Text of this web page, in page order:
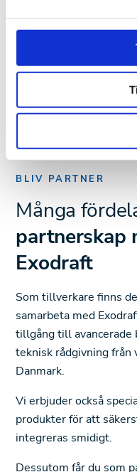
BLIV PARTNER
Många
partnerskap
Exodraft
Som tillverkare finns
samarbeta med
tillgång till avancerade
teknisk rådgivning från
Danmark.
Vi erbjuder också
produkter för att
integreras smidigt.
Dessutom får du som